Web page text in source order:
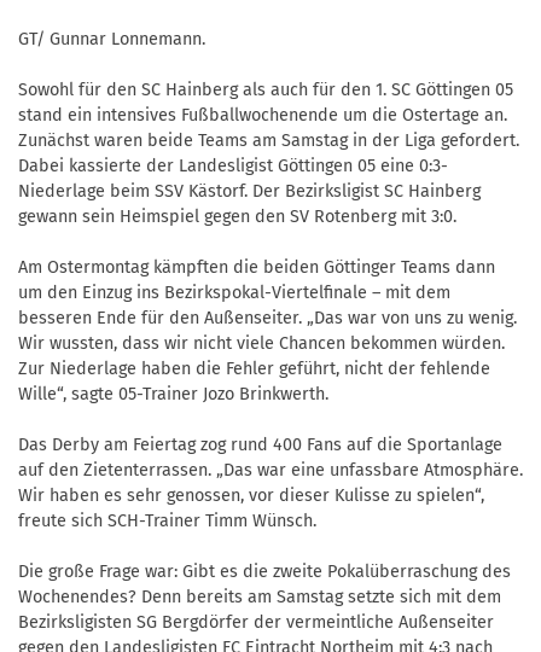
GT/ Gunnar Lonnemann.
Sowohl für den SC Hainberg als auch für den 1. SC Göttingen 05
stand ein intensives Fußballwochenende um die Ostertage an.
Zunächst waren beide Teams am Samstag in der Liga gefordert.
Dabei kassierte der Landesligist Göttingen 05 eine 0:3-
Niederlage beim SSV Kästorf. Der Bezirksligist SC Hainberg
gewann sein Heimspiel gegen den SV Rotenberg mit 3:0.
Am Ostermontag kämpften die beiden Göttinger Teams dann
um den Einzug ins Bezirkspokal-Viertelfinale – mit dem
besseren Ende für den Außenseiter. „Das war von uns zu wenig.
Wir wussten, dass wir nicht viele Chancen bekommen würden.
Zur Niederlage haben die Fehler geführt, nicht der fehlende
Wille“, sagte 05-Trainer Jozo Brinkwerth.
Das Derby am Feiertag zog rund 400 Fans auf die Sportanlage
auf den Zietenterrassen. „Das war eine unfassbare Atmosphäre.
Wir haben es sehr genossen, vor dieser Kulisse zu spielen“,
freute sich SCH-Trainer Timm Wünsch.
Die große Frage war: Gibt es die zweite Pokalüberraschung des
Wochenendes? Denn bereits am Samstag setzte sich mit dem
Bezirksligisten SG Bergdörfer der vermeintliche Außenseiter
gegen den Landesligisten FC Eintracht Northeim mit 4:3 nach